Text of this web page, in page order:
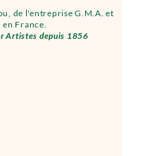
de l'entreprise G.M.A. et
en France.
Artistes depuis 1856